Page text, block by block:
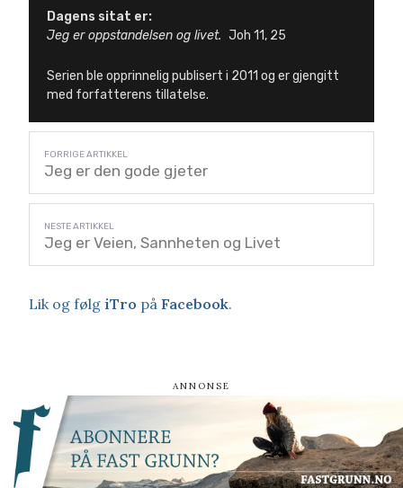
Dagens sitat er:
Jeg er oppstandelsen og livet. Joh 11, 25
Serien ble opprinnelig publisert i 2011 og er gjengitt
med forfatterens tillatelse.
Jeg er den gode gjeter
Jeg er Veien, Sannheten og Livet
Lik og følg iTro på Facebook.